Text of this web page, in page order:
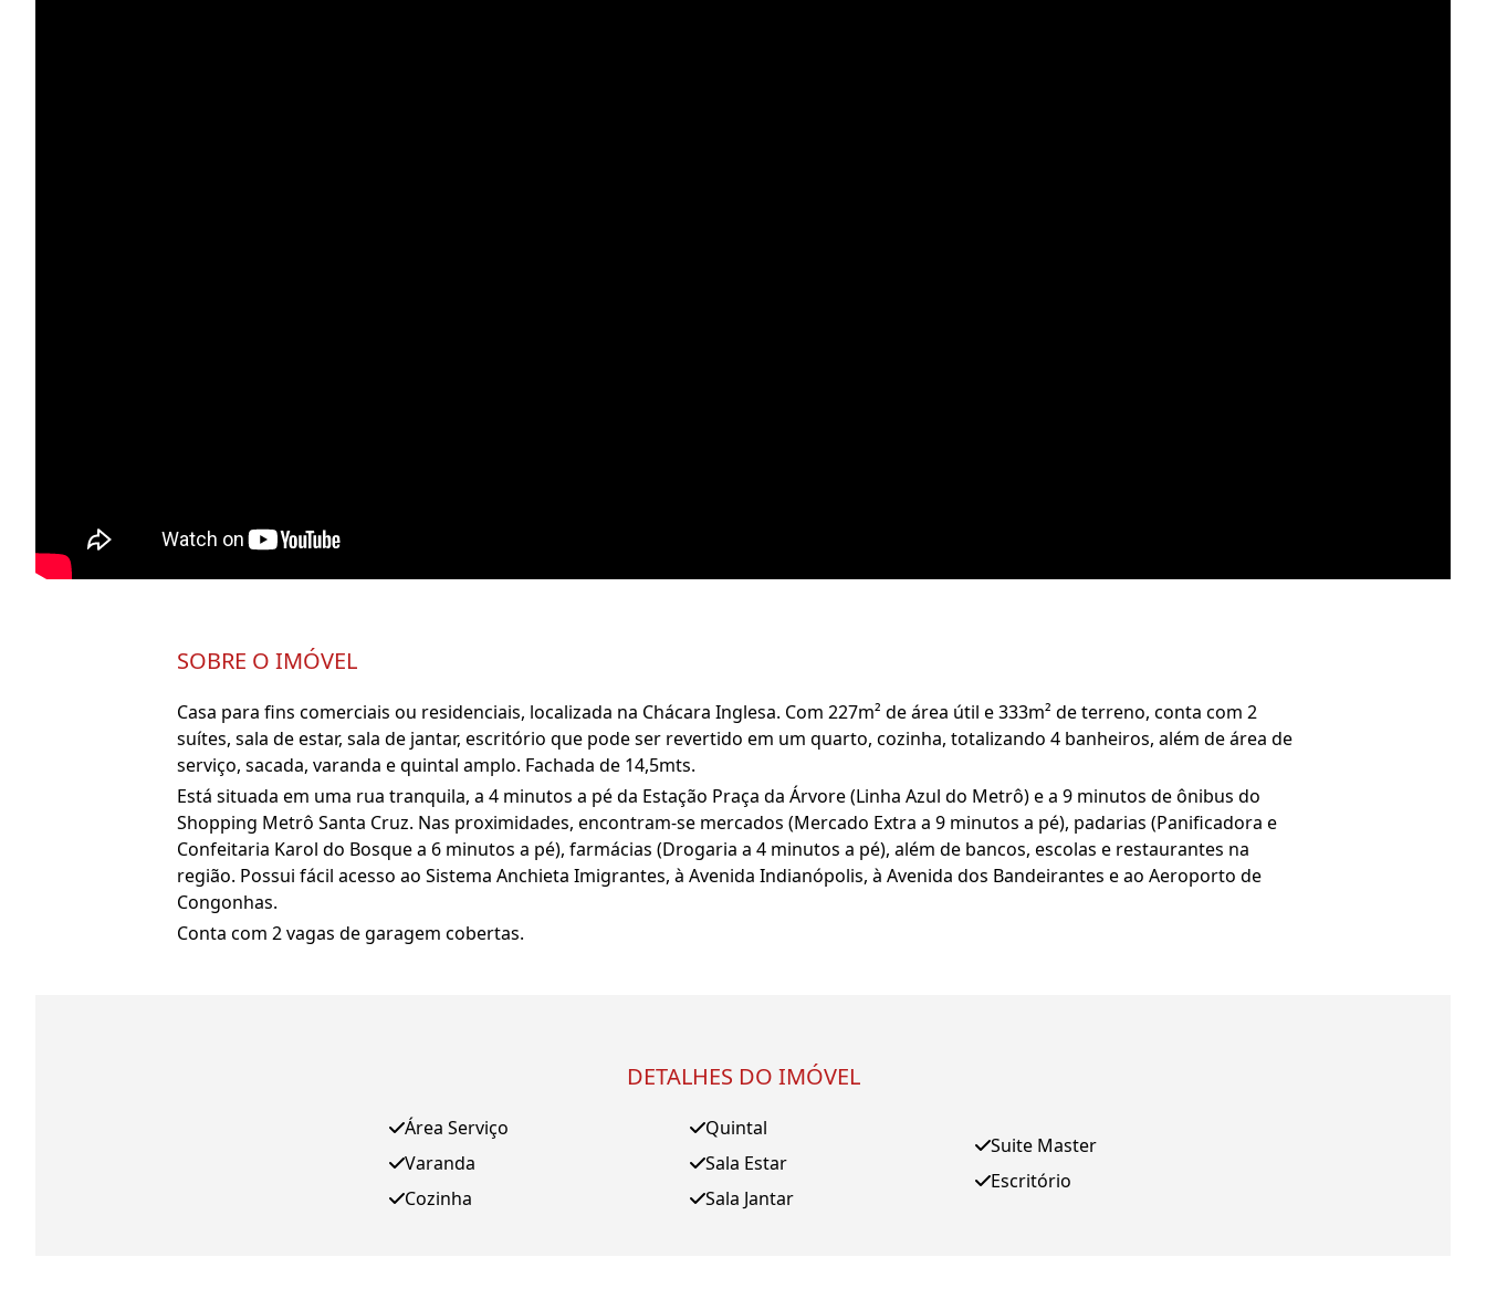
SOBRE O IMÓVEL
Casa para fins comerciais ou residenciais, localizada na Chácara Inglesa. Com 227m² de área útil e 333m² de terreno, conta com 2
suítes, sala de estar, sala de jantar, escritório que pode ser revertido em um quarto, cozinha, totalizando 4 banheiros, além de área de
serviço, sacada, varanda e quintal amplo. Fachada de 14,5mts.
Está situada em uma rua tranquila, a 4 minutos a pé da Estação Praça da Árvore (Linha Azul do Metrô) e a 9 minutos de ônibus do
Shopping Metrô Santa Cruz. Nas proximidades, encontram-se mercados (Mercado Extra a 9 minutos a pé), padarias (Panificadora e
Confeitaria Karol do Bosque a 6 minutos a pé), farmácias (Drogaria a 4 minutos a pé), além de bancos, escolas e restaurantes na
região. Possui fácil acesso ao Sistema Anchieta Imigrantes, à Avenida Indianópolis, à Avenida dos Bandeirantes e ao Aeroporto de
Congonhas.
Conta com 2 vagas de garagem cobertas.
DETALHES DO IMÓVEL
Área Serviço
Varanda
Cozinha
Quintal
Sala Estar
Sala Jantar
Suite Master
Escritório